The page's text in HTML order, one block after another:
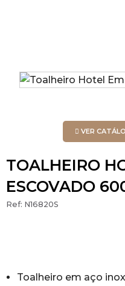
VER
TOALHEIRO
ESCOVADO
Ref: N16820S
Toalheiro em aço